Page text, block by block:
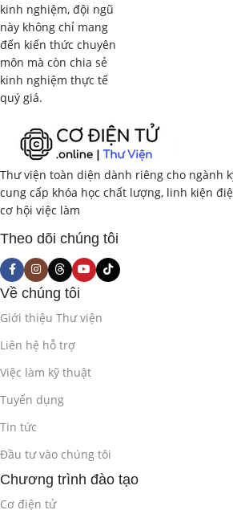
Các dịch vụ viễn thông cơ bản (thoại,
1.3. Vai Trò của Ứng Dụng Di
Viễn Thông (2 giờ)
Xu hướng phát triển của ứng dụng di
Các ứng dụng di động cho người dùng
applications).
Các ứng dụng di động cho quản lý và
Giới thiệu về các API viễn thông.
Phần 2: Lập Trình Ứng
Cơ Bản (12 giờ)
2.1. Lập Trình Ứng Dụng
Java/Kotlin
Giới thiệu về nền tảng Android và
Cấu trúc của một ứng dụng Android
Manifest…).
Lập trình giao diện người dùng (UI) với
kinh nghiệm, đội ngũ
này không chỉ mang
đến kiến thức chuyên
môn mà còn chia sẻ
kinh nghiệm thực tế
quý giá.
Thư viện toàn diện dành riêng cho ngành
cung cấp khóa học chất lượng, linh kiện
cơ hội việc làm
Theo dõi chúng tôi
Về chúng tôi
Giới thiệu Thư viện
Liên hệ hỗ trợ
Việc làm kỹ thuật
Tuyển dụng
Tin tức
Đầu tư vào chúng tôi
Chương trình đào tạo
Cơ điện tử